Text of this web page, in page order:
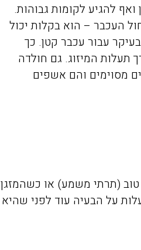
להגיע לקומות גבוהות.
העכבר – הוא בקלות יכול
עבור עכבר קטן. כך
תעלות המיזוג. גם חולדה
מסוימים והם אשפים
(תרתי משמע) או כשהמזגן
על הבעיה עוד לפני שהיא